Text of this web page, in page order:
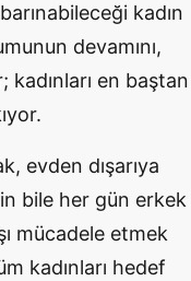
kadın
devamını,
kadınları en baştan
evden dışarıya
bile her gün erkek
mücadele etmek
kadınları hedef